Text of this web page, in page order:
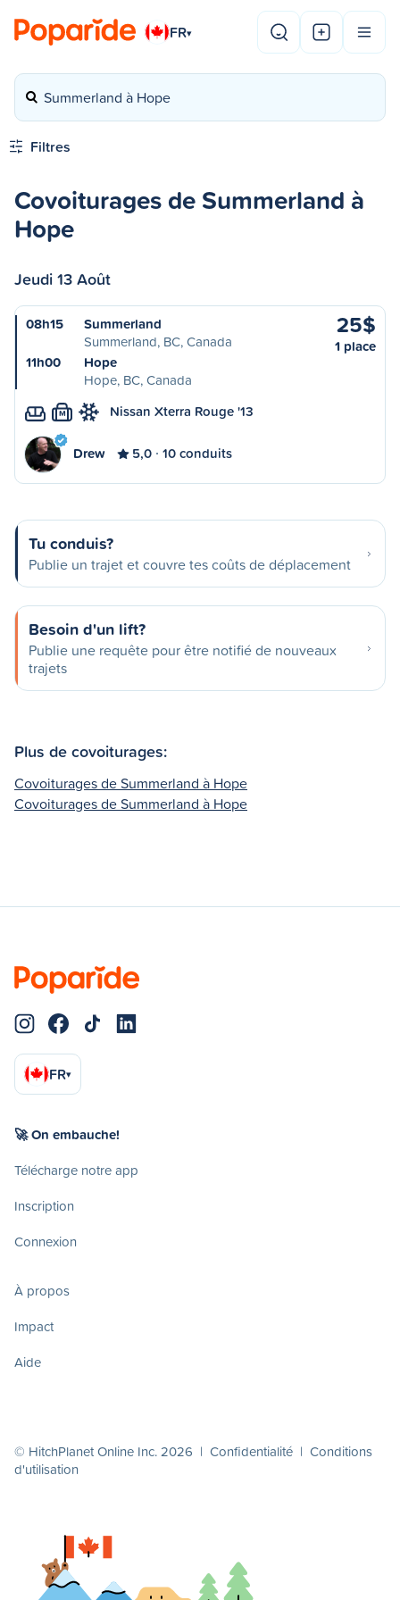
FR▾
Summerland à Hope
Filtres
Covoiturages de Summerland à
Hope
Jeudi 13 Août
08h15
Summerland
Summerland, BC, Canada
11h00
Hope
Hope, BC, Canada
25$
1 place
M Nissan Xterra Rouge '13
Drew 5,0 10 conduits
Tu conduis?
Publie un trajet et couvre tes coûts de déplacement
Besoin d'un lift?
Publie une requête pour être notifié de nouveaux
trajets
Plus de covoiturages:
Covoiturages de Summerland à Hope
Covoiturages de Summerland à Hope
FR▾
🚀 On embauche!
Télécharge notre app
Inscription
Connexion
À propos
Impact
Aide
© HitchPlanet Online Inc. 2026 | Confidentialité | Conditions
d'utilisation